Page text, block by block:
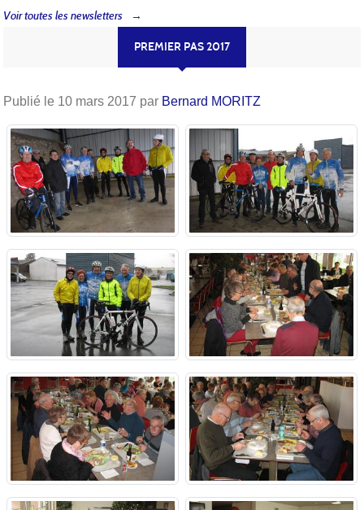
PREMIER PAS 2017
Publié le 10 mars 2017 par Bernard MORITZ
Voir toutes les newsletters